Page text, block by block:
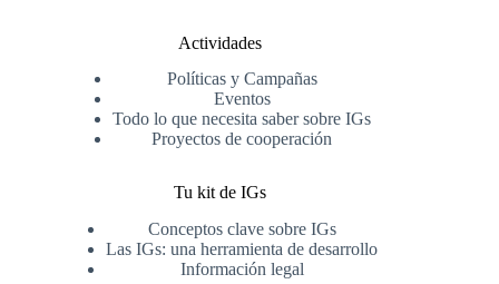
Actividades
Políticas y Campañas
Eventos
Todo lo que necesita saber sobre IGs
Proyectos de cooperación
Tu kit de IGs
Conceptos clave sobre IGs
Las IGs: una herramienta de desarrollo
Información legal